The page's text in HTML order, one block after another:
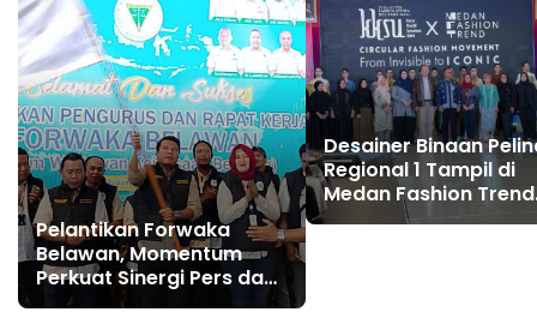
Pelantikan Forwaka
Belawan, Momentum
Perkuat Sinergi Pers dan
Kejaksaan
Desainer Binaan
Regional 1 Tampil di
Medan Fashion Trend
2026